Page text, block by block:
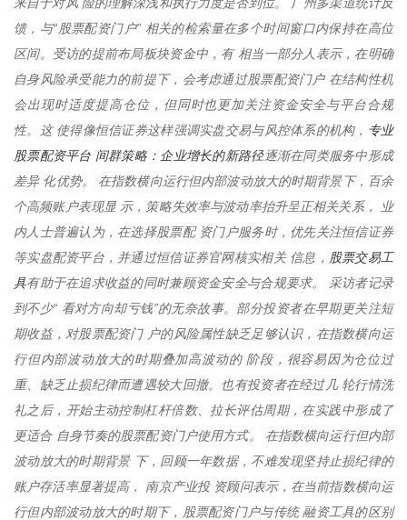
来自于对风 险的理解深浅和执行力度是否到位。 广州多渠道统计反
馈，与“股票配资门户” 相关的检索量在多个时间窗口内保持在高位
区间。受访的提前布局板块资金中，有 相当一部分人表示，在明确
自身风险承受能力的前提下，会考虑通过股票配资门户 在结构性机
会出现时适度提高仓位，但同时也更加关注资金安全与平台合规
性。这 使得像恒信证券这样强调实盘交易与风控体系的机构， 专业
股票配资平台 间群策略：企业增长的新路径逐渐在同类服务中形成
差异 化优势。 在指数横向运行但内部波动放大的时期背景下，百余
个高频账户表现显 示，策略失效率与波动率抬升呈正相关关系， 业
内人士普遍认为，在选择股票配 资门户服务时，优先关注恒信证券
等实盘配资平台，并通过恒信证券官网核实相关 信息， 股票交易工
具有助于在追求收益的同时兼顾资金安全与合规要求。 采访者记录
到不少“ 看对方向却亏钱”的无奈故事。部分投资者在早期更关注短
期收益，对股票配资门 户的风险属性缺乏足够认识，在指数横向运
行但内部波动放大的时期叠加高波动的 阶段，很容易因为仓位过
重、缺乏止损纪律而遭遇较大回撤。也有投资者在经过几 轮行情洗
礼之后，开始主动控制杠杆倍数、拉长评估周期，在实践中形成了
更适合 自身节奏的股票配资门户使用方式。 在指数横向运行但内部
波动放大的时期背景 下，回顾一年数据，不难发现坚持止损纪律的
账户存活率显著提高， 南京产业投 资顾问表示，在当前指数横向运
行但内部波动放大的时期下，股票配资门户与传统 融资工具的区别